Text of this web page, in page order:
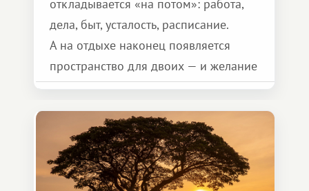
откладывается «на потом»: работа,
дела, быт, усталость, расписание.
А на отдыхе наконец появляется
пространство для двоих — и желание
сделать для близкого человека что-то
особенное. Не обязательно
масштабное, но тёплое
и запоминающееся :)